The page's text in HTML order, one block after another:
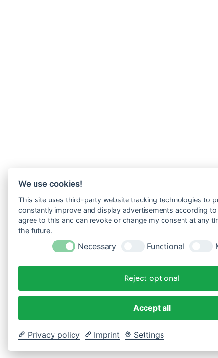
We use cookies!
This site uses third-party website tracking technologies to
constantly improve and display advertisements according
agree to this and can revoke or change my consent at any
the future.
Necessary Functional
Reject optional
Accept all
Privacy policy Imprint Settings